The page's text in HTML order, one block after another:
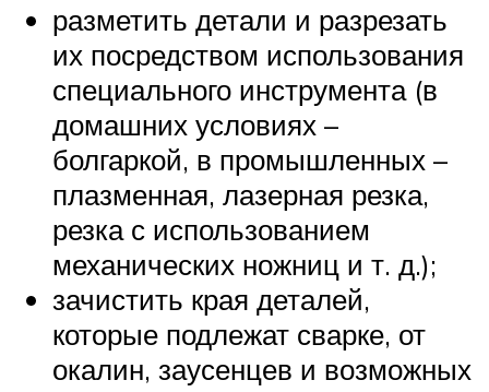
разметить детали и разрезать
их посредством использования
специального инструмента (в
домашних условиях –
болгаркой, в промышленных –
плазменная, лазерная резка,
резка с использованием
механических ножниц и т. д.);
зачистить края деталей,
которые подлежат сварке, от
окалин, заусенцев и возможных